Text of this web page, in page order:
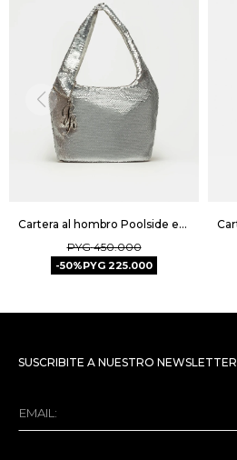
Cartera al hombro Poolside en paillette metalizado - Metalizado
PYG 450.000
50 PYG 225.000
SUSCRIBITE A NUESTRO NEWSLETTER